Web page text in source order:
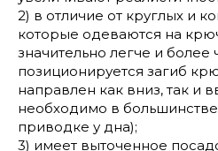
2) в отличие от круглых и
которые одеваются на
значительно легче и более
позиционируется загиб
направлен как вниз, так и
необходимо в
приводке у дна);
3) имеет выточенное